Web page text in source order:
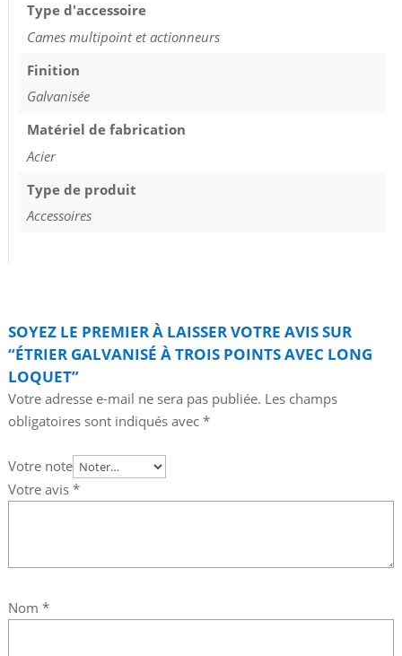
Type d'accessoire
Cames multipoint et actionneurs
Finition
Galvanisée
Matériel de fabrication
Acier
Type de produit
Accessoires
SOYEZ LE PREMIER À LAISSER VOTRE AVIS SUR
“ÉTRIER GALVANISÉ À TROIS POINTS AVEC LONG
LOQUET”
Votre adresse e-mail ne sera pas publiée. Les champs
obligatoires sont indiqués avec *
Votre note
Votre avis *
Nom *